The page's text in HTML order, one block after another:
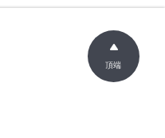
頂端